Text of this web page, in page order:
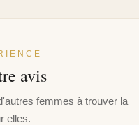
avis
femmes à trouver la
elles.